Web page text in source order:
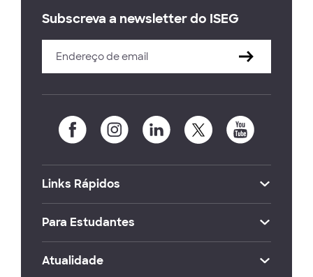
Subscreva a newsletter do ISEG
Links Rápidos
Para Estudantes
Atualidade